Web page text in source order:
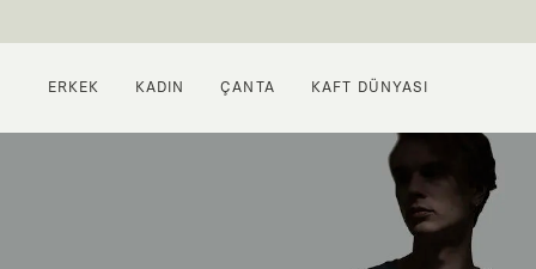
ERKEK KADIN ÇANTA KAFT DÜNYASI